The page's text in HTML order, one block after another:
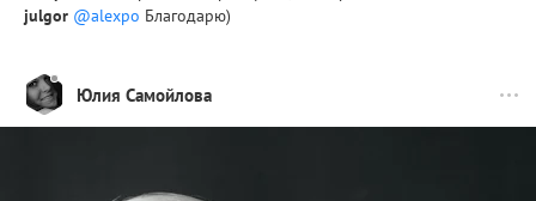
julgor @alexpo Благодарю)
Юлия Самойлова